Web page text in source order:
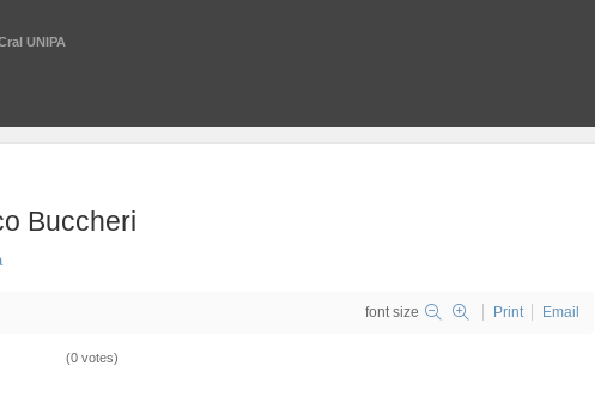
UNIPA
Buccheri
font size Print Email
(0 votes)